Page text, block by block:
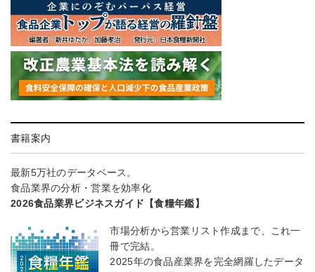
書籍案内
最新5万社のデータベース。
食品業界の分析・営業を効率化
2026食品業界ビジネスガイド【食糧年鑑】
市場分析から営業リスト作成まで、これ一
冊で完結。
2025年の食品産業界を完全網羅したデータ